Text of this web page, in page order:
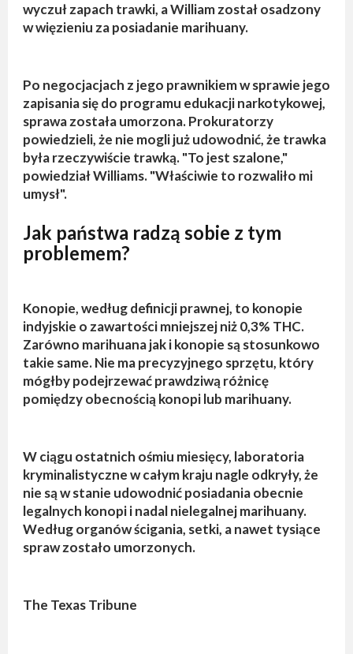
wyczuł zapach trawki, a William został osadzony
w więzieniu za posiadanie marihuany.
Po negocjacjach z jego prawnikiem w sprawie jego
zapisania się do programu edukacji narkotykowej,
sprawa została umorzona. Prokuratorzy
powiedzieli, że nie mogli już udowodnić, że trawka
była rzeczywiście trawką. "To jest szalone,"
powiedział Williams. "Właściwie to rozwaliło mi
umysł".
Jak państwa radzą sobie z tym
problemem?
Konopie, według definicji prawnej, to konopie
indyjskie o zawartości mniejszej niż 0,3% THC.
Zarówno marihuana jak i konopie są stosunkowo
takie same. Nie ma precyzyjnego sprzętu, który
mógłby podejrzewać prawdziwą różnicę
pomiędzy obecnością konopi lub marihuany.
W ciągu ostatnich ośmiu miesięcy, laboratoria
kryminalistyczne w całym kraju nagle odkryły, że
nie są w stanie udowodnić posiadania obecnie
legalnych konopi i nadal nielegalnej marihuany.
Według organów ścigania, setki, a nawet tysiące
spraw zostało umorzonych.
The Texas Tribune